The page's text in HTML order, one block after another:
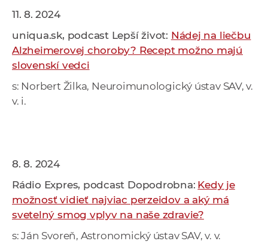
11. 8. 2024
uniqua.sk, podcast Lepší život: Nádej na liečbu
Alzheimerovej choroby? Recept možno majú
slovenskí vedci
s: Norbert Žilka, Neuroimunologický ústav SAV, v.
v. i.
8. 8. 2024
Rádio Expres, podcast Dopodrobna: Kedy je
možnosť vidieť najviac perzeidov a aký má
svetelný smog vplyv na naše zdravie?
s: Ján Svoreň, Astronomický ústav SAV, v. v.